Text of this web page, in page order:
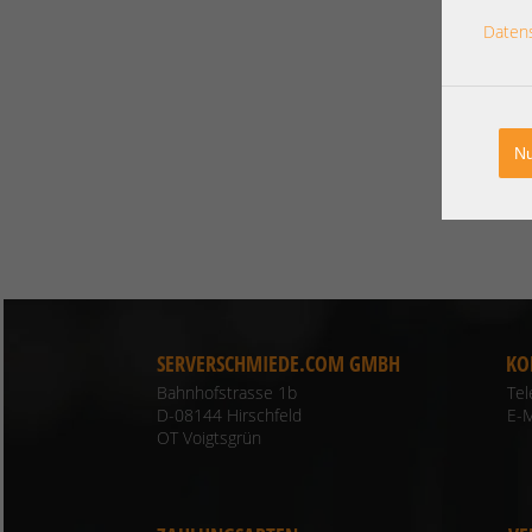
SERVERSCHMIEDE.COM GMBH
Bahnhofstrasse 1b
D-08144 Hirschfeld
OT Voigtsgrün
E-